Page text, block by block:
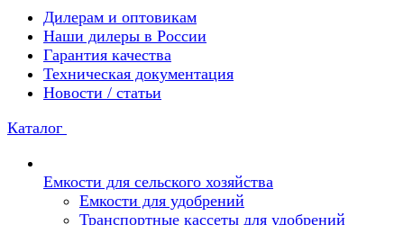
Дилерам и оптовикам
Наши дилеры в России
Гарантия качества
Техническая документация
Новости / статьи
Каталог
Емкости для сельского хозяйства
Емкости для удобрений
Транспортные кассеты для удобрений